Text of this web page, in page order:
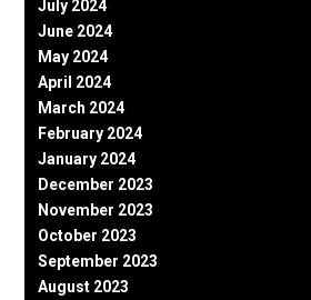
July 2024
June 2024
May 2024
April 2024
March 2024
February 2024
January 2024
December 2023
November 2023
October 2023
September 2023
August 2023